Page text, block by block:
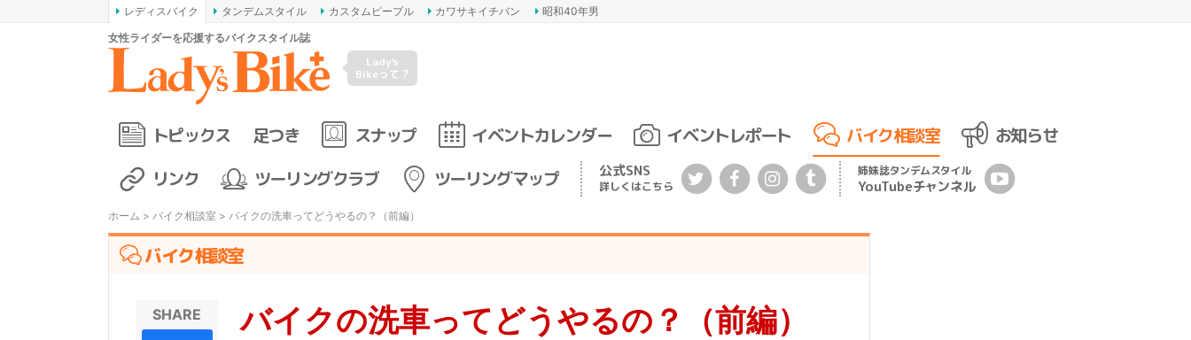
レディスバイク タンデムスタイル カスタムピープル カワサキイチバン
昭和40年男
女性ライダーを応援するバイクスタイル誌
Lady's
Bikeって？
トピックス 足つき スナップ イベントカレンダー イベントレポート バイク相談室
お知らせ
リンク
ツーリングクラブ ツーリングマップ 公式SNS
詳しくはこちら
姉妹誌タンデムスタイル
YouTubeチャンネル
ホーム > バイク相談室 > バイクの洗車ってどうやるの？（前編）
バイク相談室
バイクの洗車ってどうやるの？（前編）
SHARE